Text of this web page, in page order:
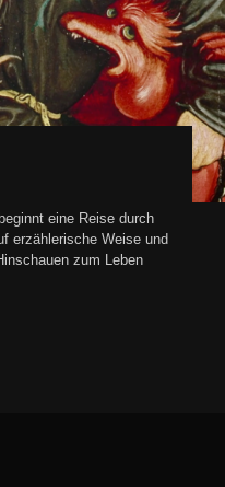
eine Reise durch
erzählerische Weise und
zum Leben